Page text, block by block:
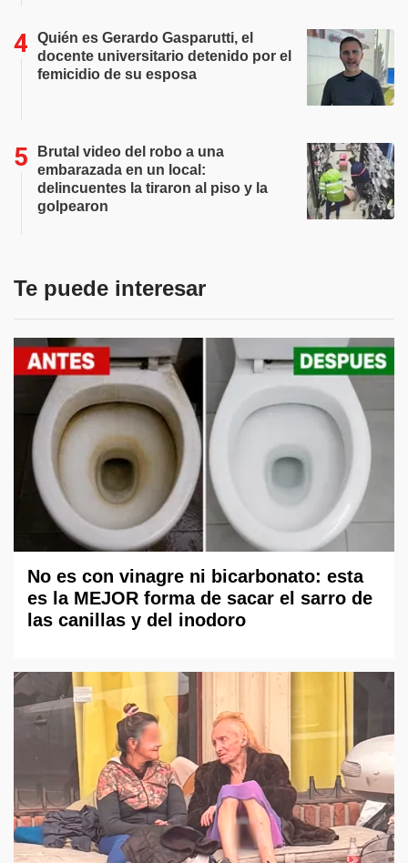
Quién es Gerardo Gasparutti, el
docente universitario detenido por el
femicidio de su esposa
Brutal video del robo a una
embarazada en un local:
delincuentes la tiraron al piso y la
golpearon
Te puede interesar
No es con vinagre ni bicarbonato: esta
es la MEJOR forma de sacar el sarro de
las canillas y del inodoro